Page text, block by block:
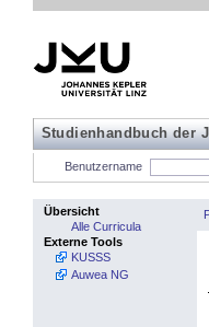
Studienhandbuch der
Benutzername
Übersicht
Alle Curricula
Externe Tools
KUSSS
Auwea NG